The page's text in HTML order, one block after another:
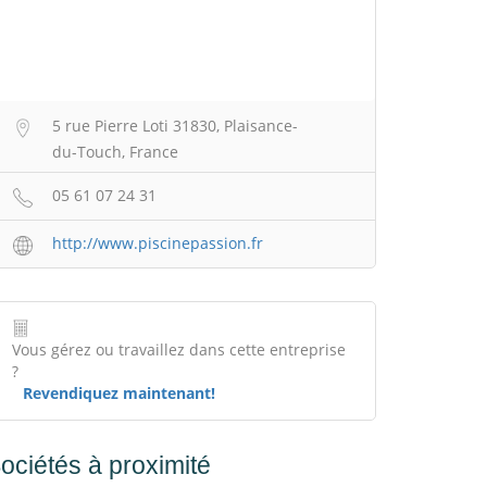
5 rue Pierre Loti 31830, Plaisance-
du-Touch, France
05 61 07 24 31
http://www.piscinepassion.fr
Vous gérez ou travaillez dans cette entreprise
?
Revendiquez maintenant!
à proximité